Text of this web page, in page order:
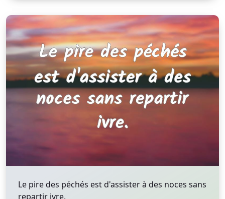
Le pire des péchés est d'assister à des noces sans
repartir ivre.